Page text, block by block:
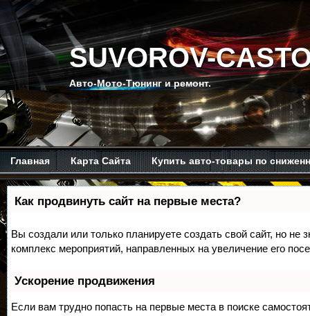
SUVOROV-
Авто-Мото-Тюнинг и ремонт.
Главная Карта Сайта
Купить авто-товары по
Мой канал на Ютубе.
Обо мне. Рекомендую изучить.
Как продвинуть сайт на первые места?
Вы создали или только планируете создать свой сайт, но не
комплекс мероприятий, направленных на увеличение его
Ускорение продвижения
Если вам трудно попасть на первые места в поиске